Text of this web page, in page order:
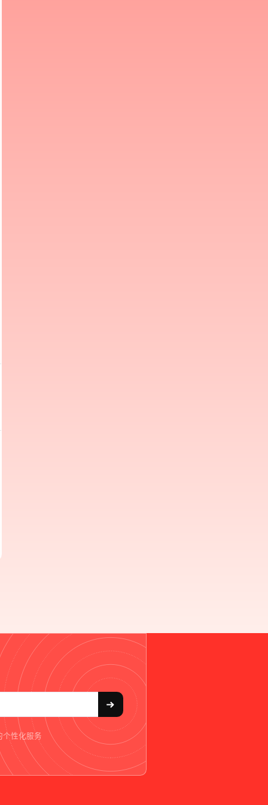
个性化服务